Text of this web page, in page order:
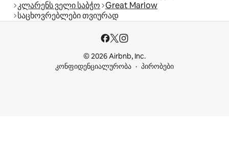
კლარენს ველი საბჭო Great Marlow
საცხოვრებლები თვიურად
© 2026 Airbnb, Inc.
კონფიდენციალურობა
პირობები